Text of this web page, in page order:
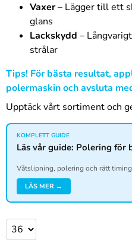
Vaxer– Lägger till ett
glans
Lackskydd –
strålar
Tips! För bästa resultat,
polermaskin och avsluta
Upptäck vårt sortiment och
KOMPLETT GUIDE
Läs vår guide: Polering för
Våtslipning, polering och rätt
LÄS MER →